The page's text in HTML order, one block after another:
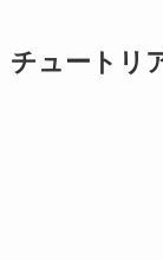
チュートリ